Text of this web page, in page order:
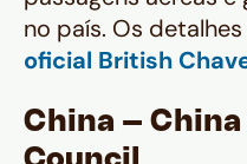
no país. Os
oficial British
China –